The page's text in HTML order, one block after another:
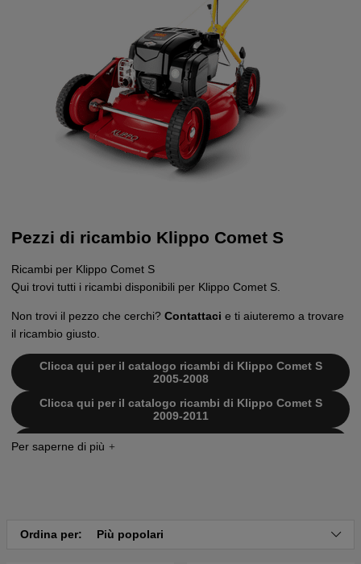
Pezzi di ricambio Klippo Comet S
Ricambi per Klippo Comet S
Qui trovi tutti i ricambi disponibili per Klippo Comet S.
Non trovi il pezzo che cerchi? Contattaci e ti aiuteremo a trovare
il ricambio giusto.
Clicca qui per il catalogo ricambi di Klippo Comet S
2005-2008
Clicca qui per il catalogo ricambi di Klippo Comet S
2009-2011
Clicca qui per il catalogo ricambi di Klippo Comet S
2016-2020
Ordina per: Più popolari